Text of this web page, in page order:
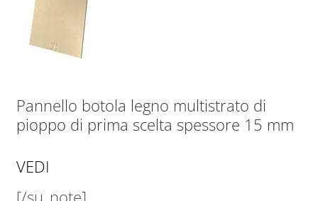
Pannello botola legno multistrato di
pioppo di prima scelta spessore 15 mm
VEDI